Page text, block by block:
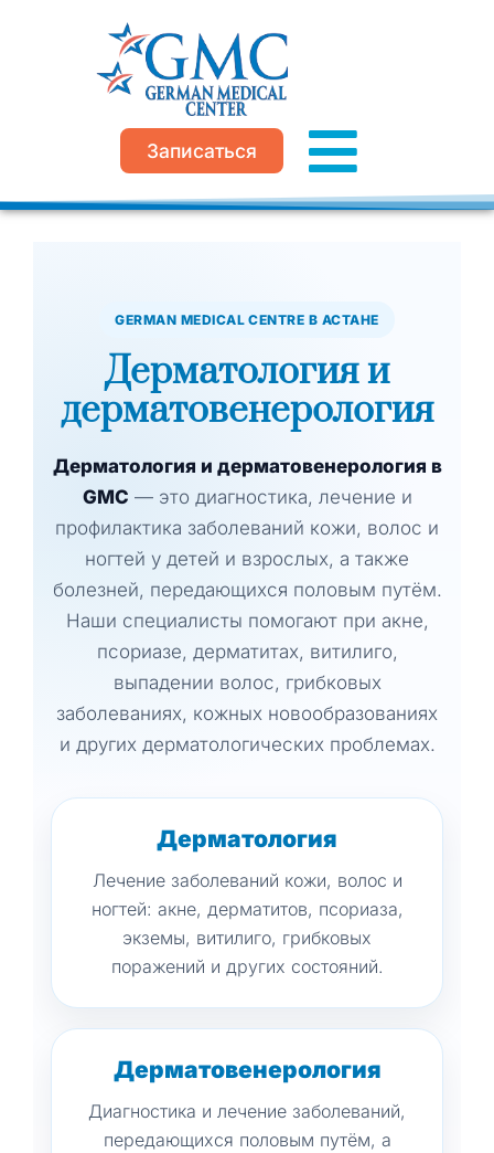
содержимому
Записаться
GERMAN MEDICAL CENTRE В АСТАНЕ
Дерматология и
дерматовенерология
Дерматология и дерматовенерология в
GMC — это диагностика, лечение и
профилактика заболеваний кожи, волос и
ногтей у детей и взрослых, а также
болезней, передающихся половым путём.
Наши специалисты помогают при акне,
псориазе, дерматитах, витилиго,
выпадении волос, грибковых
заболеваниях, кожных новообразованиях
и других дерматологических проблемах.
Дерматология
Лечение заболеваний кожи, волос и
ногтей: акне, дерматитов, псориаза,
экземы, витилиго, грибковых
поражений и других состояний.
Дерматовенерология
Диагностика и лечение заболеваний,
передающихся половым путём, а